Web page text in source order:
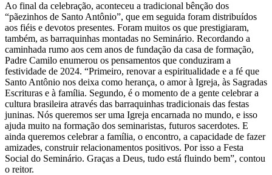
Ao final da celebração, aconteceu a tradicional bênção dos
“pãezinhos de Santo Antônio”, que em seguida foram distribuídos
aos fiéis e devotos presentes. Foram muitos os que prestigiaram,
também, as barraquinhas montadas no Seminário. Recordando a
caminhada rumo aos cem anos de fundação da casa de formação,
Padre Camilo enumerou os pensamentos que conduziram a
festividade de 2024. “Primeiro, renovar a espiritualidade e a fé que
Santo Antônio nos deixa como herança, o amor à Igreja, às Sagradas
Escrituras e à família. Segundo, é o momento de a gente celebrar a
cultura brasileira através das barraquinhas tradicionais das festas
juninas. Nós queremos ser uma Igreja encarnada no mundo, e isso
ajuda muito na formação dos seminaristas, futuros sacerdotes. E
ainda queremos celebrar a família, o encontro, a capacidade de fazer
amizades, construir relacionamentos positivos. Por isso a Festa
Social do Seminário. Graças a Deus, tudo está fluindo bem”, contou
o reitor.